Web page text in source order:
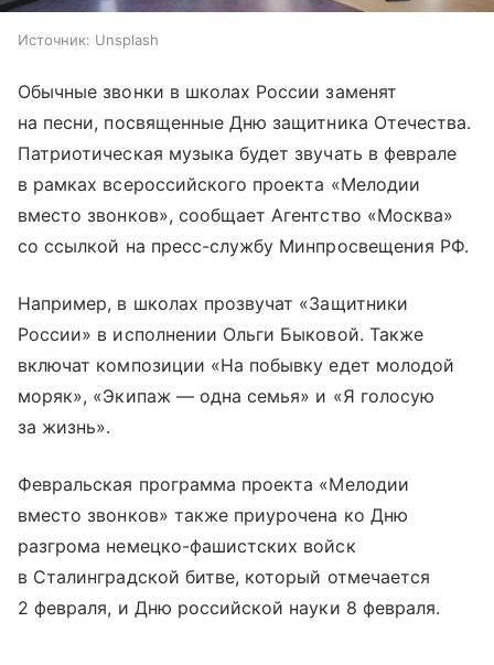
Источник: Unsplash
Обычные звонки в школах России заменят
на песни, посвященные Дню защитника Отечества.
Патриотическая музыка будет звучать в феврале
в рамках всероссийского проекта «Мелодии
вместо звонков», сообщает Агентство «Москва»
со ссылкой на пресс-службу Минпросвещения РФ.
Например, в школах прозвучат «Защитники
России» в исполнении Ольги Быковой. Также
включат композиции «На побывку едет молодой
моряк», «Экипаж — одна семья» и «Я голосую
за жизнь».
Февральская программа проекта «Мелодии
вместо звонков» также приурочена ко Дню
разгрома немецко-фашистских войск
в Сталинградской битве, который отмечается
2 февраля, и Дню российской науки 8 февраля.